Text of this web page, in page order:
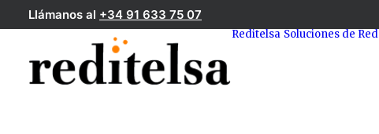
Llámanos al +34 91 633 75 07
Reditelsa Soluciones de Red